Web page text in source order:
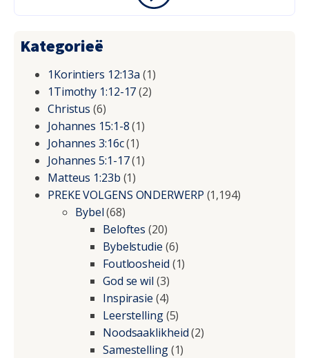
Kategorieë
1Korintiers 12:13a (1)
1Timothy 1:12-17(2)
Christus (6)
Johannes 15:1-8(1)
Johannes 3:16c(1)
Johannes 5:1-17(1)
Matteus 1:23b (1)
PREKE VOLGENS ONDERWERP (1,194)
Bybel(68)
Beloftes (20)
Bybelstudie (6)
Foutloosheid (1)
God se wil (3)
Inspirasie (4)
Leerstelling(5)
Noodsaaklikheid(2)
Samestelling(1)